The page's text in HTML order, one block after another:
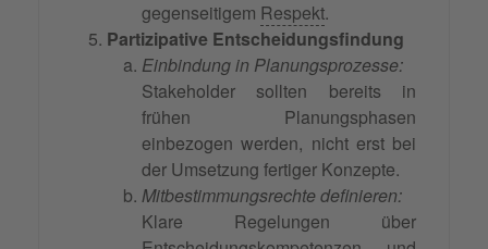
gegenseitigem Respekt.
Partizipative Entscheidungsfindung
Einbindung in Planungsprozesse:
Stakeholder sollten bereits in
frühen Planungsphasen
einbezogen werden, nicht erst bei
der Umsetzung fertiger Konzepte.
Mitbestimmungsrechte definieren:
Klare Regelungen über